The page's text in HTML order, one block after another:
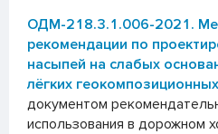
ОДМ-218.3.1.006-2021.
рекомендации по
насыпей на слабых
лёгких
документом
использования в дорожном